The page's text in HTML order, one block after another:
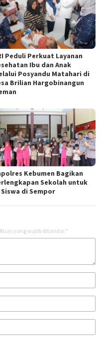
Peduli Perkuat Layanan
Ibu dan Anak
Posyandu Matahari di
Brilian Hargobinangun
Kebumen Bagikan
Sekolah untuk
Siswa di Sempor
Ruas yang wajib ditandai *